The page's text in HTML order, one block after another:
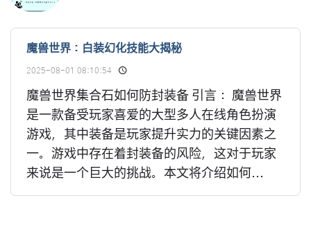
魔兽世界：白装幻化技能大揭秘
2025-08-01 08:10:54
魔兽世界集合石如何防封装备 引言： 魔兽世界
是一款备受玩家喜爱的大型多人在线角色扮演
游戏，其中装备是玩家提升实力的关键因素之
一。游戏中存在着封装备的风险，这对于玩家
来说是一个巨大的挑战。本文将介绍如何...